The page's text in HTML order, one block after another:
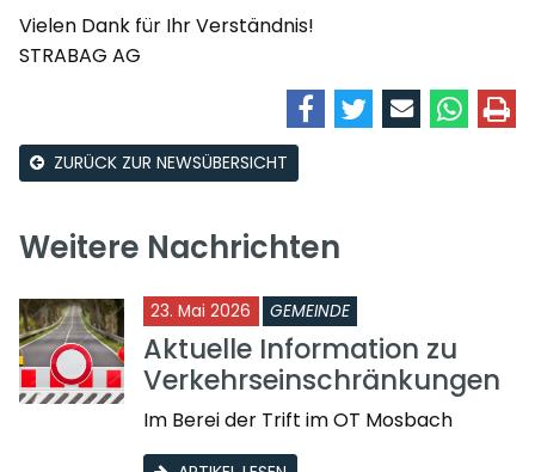
Vielen Dank für Ihr Verständnis!
STRABAG AG
ZURÜCK ZUR NEWSÜBERSICHT
Weitere Nachrichten
23. Mai 2026 GEMEINDE
Aktuelle Information zu
Verkehrseinschränkungen
Im Berei der Trift im OT Mosbach